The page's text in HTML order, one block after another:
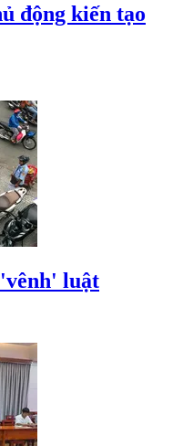
động kiến tạo
luật